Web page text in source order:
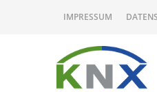
IMPRESSUM